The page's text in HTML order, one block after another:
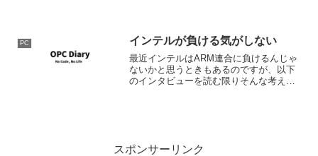
PC インテルが負ける気がしない
最近インテルはARM連合に負けるんじゃ
ないかと思うときもあるのですが、以下
のインタビューを読む限りそんな考えを
スポンサーリンク